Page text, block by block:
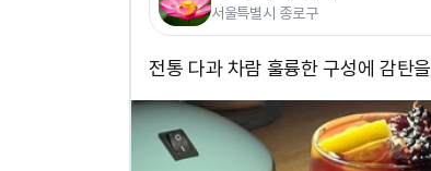
서울특별시 종로구
전통 다과 차람 훌륭한 구성에 감탄을